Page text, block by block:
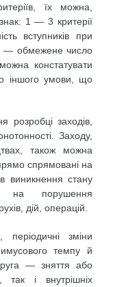
їх можна,
1 — 3 критерії
вступників при
— обмежене число
констатувати
іншого умови, що
розробці заходів,
Заходу,
також можна
спрямовані на
виникнення стану
на порушення
дій, операцій.
зміни
темпу й
— зняття або
так і внутрішніх